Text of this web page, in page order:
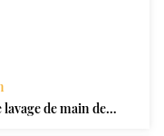
de main de